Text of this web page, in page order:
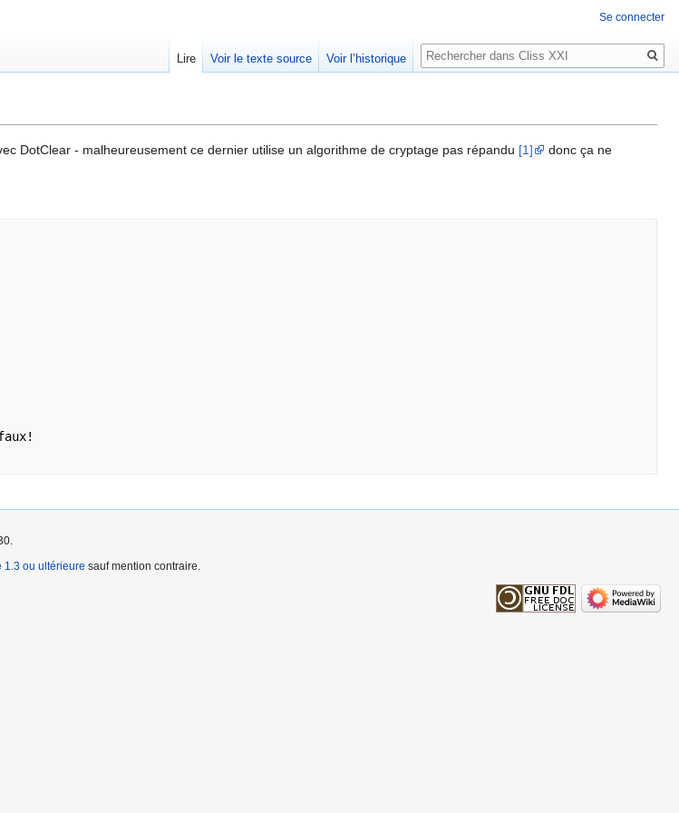
DotClear - malheureusement ce dernier utilise un algorithme de cryptage pas répandu [1]
donc ça ne
Se connecter
Lire Voir le texte source Voir l’historique
Rechercher
1.3 ou ultérieure sauf mention contraire.